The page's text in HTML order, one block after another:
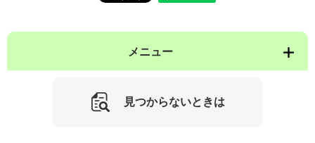
メニュー
見つからないときは